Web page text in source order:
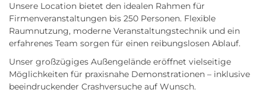
Unsere Location bietet den idealen Rahmen für
Firmenveranstaltungen bis 250 Personen. Flexible
Raumnutzung, moderne Veranstaltungstechnik und ein
erfahrenes Team sorgen für einen reibungslosen Ablauf.
Unser großzügiges Außengelände eröffnet vielseitige
Möglichkeiten für praxisnahe Demonstrationen – inklusive
beeindruckender Crashversuche auf Wunsch.